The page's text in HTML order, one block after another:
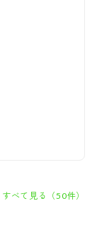
すべて見る（50件）